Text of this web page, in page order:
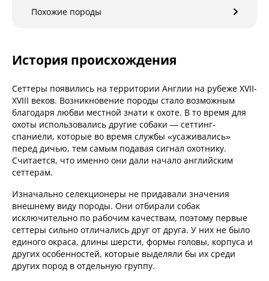
Похожие породы
История происхождения
Сеттеры появились на территории Англии на рубеже XVII-
XVIII веков. Возникновение породы стало возможным
благодаря любви местной знати к охоте. В то время для
охоты использовались другие собаки — сеттинг-
спаниели, которые во время службы «усаживались»
перед дичью, тем самым подавая сигнал охотнику.
Считается, что именно они дали начало английским
сеттерам.
Изначально селекционеры не придавали значения
внешнему виду породы. Они отбирали собак
исключительно по рабочим качествам, поэтому первые
сеттеры сильно отличались друг от друга. У них не было
единого окраса, длины шерсти, формы головы, корпуса и
других особенностей, которые выделяли бы их среди
других пород в отдельную группу.